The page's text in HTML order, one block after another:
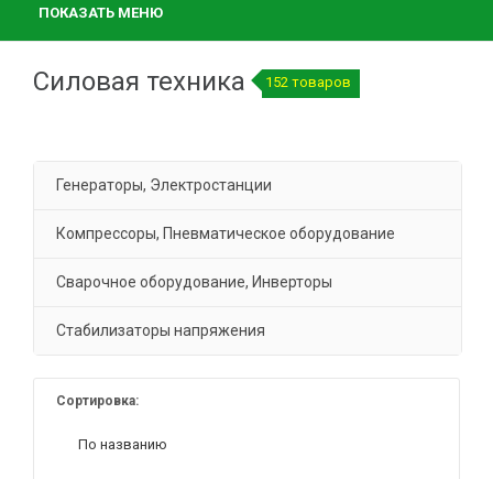
ПОКАЗАТЬ МЕНЮ
Силовая техника 152 товаров
Генераторы, Электростанции
Компрессоры, Пневматическое оборудование
Сварочное оборудование, Инверторы
Стабилизаторы напряжения
Сортировка:
По названию